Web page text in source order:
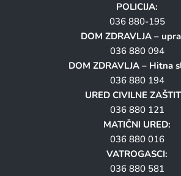
POLICIJA:
036 880-195
DOM ZDRAVLJA –
036 880 094
DOM ZDRAVLJA – Hitna
036 880 194
URED CIVILNE
036 880 121
MATIČNI URED:
036 880 016
VATROGASCI:
036 880 581